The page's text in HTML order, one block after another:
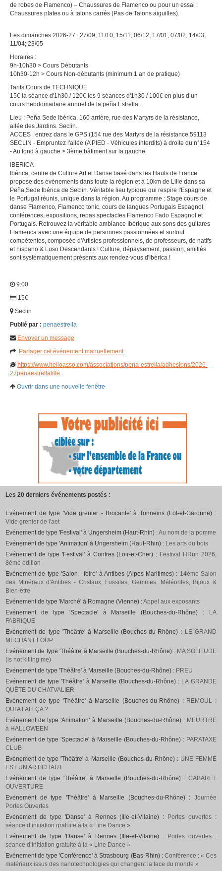
de robes de Flamenco) – Chaussures de Flamenco ou pour un essai :
Chaussures plates ou à talons carrés (Pas de Talons aiguilles).
Les dimanches 2026-27 : 27/09; 11/10; 15/11; 06/12; 17/01; 07/02; 14/03;
11/04; 23/05
Horaires :
9h-10h30 > Cours Débutants
10h30-12h > Cours Non-débutants (minimum 1 an de pratique)
Tarifs Cours de TECHNIQUE
15€ la séance d'1h30 / 120€ les 9 séances d'1h30 / 100€ en plus d’un
cours hebdomadaire annuel de la peña Estrella.
Lieu : Peña Sede Ibérica, 160 arrière, rue des Martyrs de la résistance,
allée des Jardins. Seclin.
ACCES : entrez dans le GPS (154 rue des Martyrs de la résistance 59113
SECLIN - Empruntez l'allée (A PIED - Véhicules interdits) à droite du n°154
- Au fond à gauche > 3ème bâtiment sur la gauche.
IBERICA
Ibérica, centre de Culture Art et Danse basé dans les Hauts de France
propose des événements dans toute la région et à 10km de Lille dans sa
Peña Sede Ibérica de Seclin. Véritable lieu typique qui respire l'Espagne et
le Portugal réunis, unique dans la région. Au programme : Stage cours de
danse Flamenco, Flamenco tonic, cours de langues Portugais Espagnol,
conférences, expositions, repas spectacles Flamenco Fado Espagnol et
Portugais. Retrouvez la véritable ambiance Ibérique aux sons des guitares
Flamenca avec une équipe de personnes passionnées et surtout
compétentes, composée d'Artistes professionnels, de professeurs, de natifs
et hispano & Luso Descendants ! Culture, dépaysement, passion, amitiés
sont systématiquement présents aux rendez-vous d'Ibérica !
9:00
15€
Seclin
Publié par : penaestrella
Envoyer un message
Partager cet événement manuellement
https://www.helloasso.com/associations/pena-estrella/adhesions/2026-
27penaestrellalille
Ouvrir dans une nouvelle fenêtre
Les 20 derniers événements postés :
Evénement de type 'Vide grenier - Brocante' à Tonneins (Lot-et-Garonne) :
Vide grenier de l'aet
Evénement de type 'Festival' à Ungersheim (Haut-Rhin) :Au nom de la pomme
Evénement de type 'Animation' à Ungersheim (Haut-Rhin) : Les arts du bois
Evénement de type 'Festival' à Contres (Loir-et-Cher) : Festival HRun 2026,
8ème édition
Evénement de type 'Salon - foire' à Antibes (Alpes-Maritimes) : 14ème Salon
des Minéraux d'Antibes - Cristaux, Fossiles, Gemmes, Météorites, Bijoux &
Bien-être
Evénement de type 'Marché' à Romagne (Vienne) :Appel aux exposants
Evénement de type 'Spectacle' à Marseille (Bouches-du-Rhône) :
LA
FABRIQUE
Evénement de type 'Théâtre' à Marseille (Bouches-du-Rhône) : LE GRAND
MECHANT LOUP
Evénement de type 'Théâtre' à Marseille (Bouches-du-Rhône) : MA SOLITUDE
(is not killing me)
Evénement de type 'Théâtre' à Marseille (Bouches-du-Rhône) : PREU
Evénement de type 'Théâtre' à Marseille (Bouches-du-Rhône) : LA GRANDE
QUÊTE DU CHATVALIER
Evénement de type 'Théâtre' à Marseille (Bouches-du-Rhône) : REMOUL :
QUI A FAIT ÇA ?
Evénement de type 'Animation' à Marseille (Bouches-du-Rhône) : MEURTRE
à HALLOWEEN
Evénement de type 'Spectacle' à Marseille (Bouches-du-Rhône) : PARATAXE
CLUB
Evénement de type 'Théâtre' à Marseille (Bouches-du-Rhône) : UNE FEMME
EST UN ARTICHAUT
Evénement de type 'Théâtre' à Marseille (Bouches-du-Rhône) : CABARET
OUVERTURE
Evénement de type 'Théâtre' à Marseille (Bouches-du-Rhône) : Journée
Portes Ouvertes
Evénement de type 'Danse' à Rennes (Ille-et-Vilaine) :
Portes ouvertes :
séance d’initiation gratuite à la « Line Dance »
Evénement de type 'Danse' à Rennes (Ille-et-Vilaine) :
Portes ouvertes :
séance d’initiation gratuite à la « Line Dance »
Evénement de type 'Conférence' à Strasbourg (Bas-Rhin) : Conférence : « Ces
matériaux issus des nanotechnologies qui changent la face du monde »